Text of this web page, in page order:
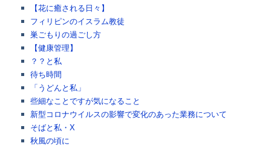
【花に癒される日々】
フィリピンのイスラム教徒
巣ごもりの過ごし方
【健康管理】
？？と私
待ち時間
「うどんと私」
些細なことですが気になること
新型コロナウイルスの影響で変化のあった業務について
そばと私・X
秋風の頃に